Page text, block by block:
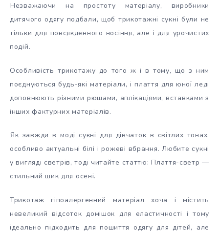
Незважаючи на простоту матеріалу, виробники
дитячого одягу подбали, щоб трикотажні сукні були не
тільки для повсякденного носіння, але і для урочистих
подій.
Особливість трикотажу до того ж і в тому, що з ним
поєднуються будь-які матеріали, і плаття для юної леді
доповнюють різними рюшами, аплікаціями, вставками з
інших фактурних матеріалів.
Як завжди в моді сукні для дівчаток в світлих тонах,
особливо актуальні білі і рожеві вбрання. Любите сукні
у вигляді светрів, тоді читайте статтю: Плаття-светр —
стильний шик для осені.
Трикотаж гіпоалергенний матеріал хоча і містить
невеликий відсоток домішок для еластичності і тому
ідеально підходить для пошиття одягу для дітей, але